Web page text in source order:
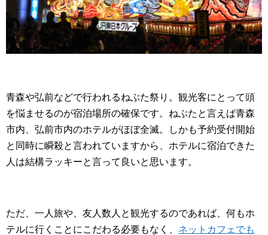
青森や弘前などで行われるねぶた祭り。観光客にとって頭
を悩ませるのが宿泊場所の確保です。ねぶたと言えば青森
市内、弘前市内のホテルがほぼ全滅。しかも予約受付開始
と同時に瞬殺と言われていますから、ホテルに宿泊できた
人は結構ラッキーと言って良いと思います。
ただ、一人旅や、友人数人と観光するのであれば、何もホ
テルに行くことにこだわる必要もなく、 ネットカフェでも